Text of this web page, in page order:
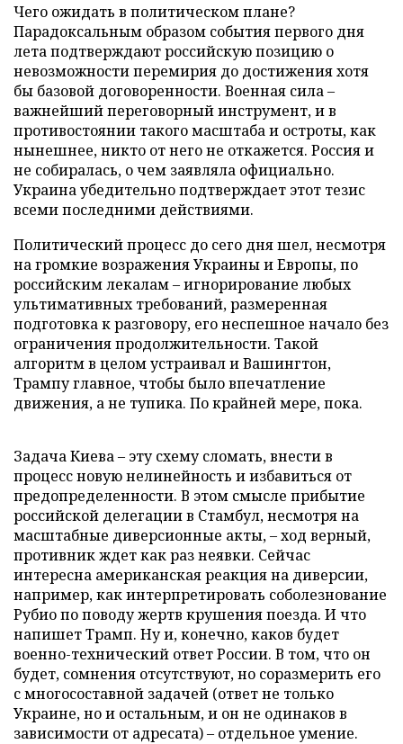
Чего ожидать в политическом плане?
Парадоксальным образом события первого дня
лета подтверждают российскую позицию о
невозможности перемирия до достижения хотя
бы базовой договоренности. Военная сила –
важнейший переговорный инструмент, и в
противостоянии такого масштаба и остроты, как
нынешнее, никто от него не откажется. Россия и
не собиралась, о чем заявляла официально.
Украина убедительно подтверждает этот тезис
всеми последними действиями.
Политический процесс до сего дня шел, несмотря
на громкие возражения Украины и Европы, по
российским лекалам – игнорирование любых
ультимативных требований, размеренная
подготовка к разговору, его неспешное начало без
ограничения продолжительности. Такой
алгоритм в целом устраивал и Вашингтон,
Трампу главное, чтобы было впечатление
движения, а не тупика. По крайней мере, пока.
Задача Киева – эту схему сломать, внести в
процесс новую нелинейность и избавиться от
предопределенности. В этом смысле прибытие
российской делегации в Стамбул, несмотря на
масштабные диверсионные акты, – ход верный,
противник ждет как раз неявки. Сейчас
интересна американская реакция на диверсии,
например, как интерпретировать соболезнование
Рубио по поводу жертв крушения поезда. И что
напишет Трамп. Ну и, конечно, каков будет
военно-технический ответ России. В том, что он
будет, сомнения отсутствуют, но соразмерить его
с многосоставной задачей (ответ не только
Украине, но и остальным, и он не одинаков в
зависимости от адресата) – отдельное умение.